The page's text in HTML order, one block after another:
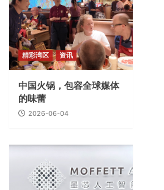
精彩湾区 资讯
中国火锅，包容全球媒体
的味蕾
2026-06-04